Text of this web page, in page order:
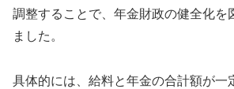
調整することで、年金財政の健全化を
ました。
具体的には、給料と年金の合計額が一